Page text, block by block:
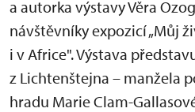
a autorka výstavy Věra
návštěvníky expozicí „Můj
i v Africe". Výstava
z Lichtenštejna – manžela
hradu Marie Clam-